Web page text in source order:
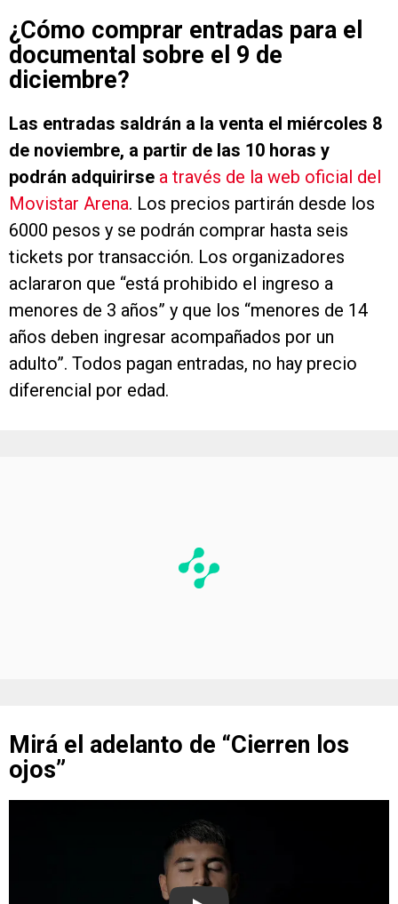
¿Cómo comprar entradas para el
documental sobre el 9 de
diciembre?
Las entradas saldrán a la venta el miércoles 8
de noviembre, a partir de las 10 horas y
podrán adquirirse a través de la web oficial del
Movistar Arena. Los precios partirán desde los
6000 pesos y se podrán comprar hasta seis
tickets por transacción. Los organizadores
aclararon que “está prohibido el ingreso a
menores de 3 años” y que los “menores de 14
años deben ingresar acompañados por un
adulto”. Todos pagan entradas, no hay precio
diferencial por edad.
Mirá el adelanto de “Cierren los
ojos”